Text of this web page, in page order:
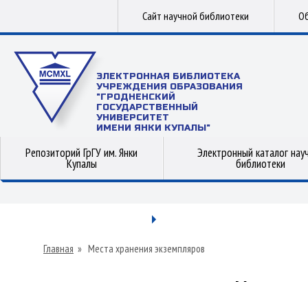
Сайт научной библиотеки
ЭЛЕКТРОННАЯ БИБЛИОТЕКА
УЧРЕЖДЕНИЯ ОБРАЗОВАНИЯ
"ГРОДНЕНСКИЙ
ГОСУДАРСТВЕННЫЙ
УНИВЕРСИТЕТ
ИМЕНИ ЯНКИ КУПАЛЫ"
Репозиторий ГрГУ им. Янки
Купалы
Электронный каталог
библиотеки
Главная » Места хранения экземпляров